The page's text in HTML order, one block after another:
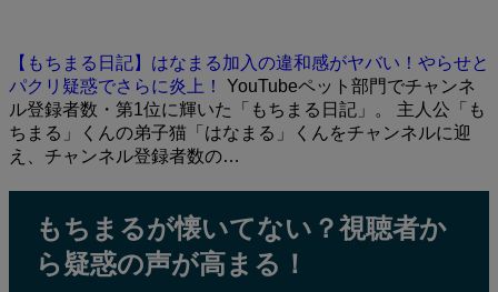
【もちまる日記】はなまる加入の違和感がヤバい！やらせと
パクリ疑惑でさらに炎上！
YouTubeペット部門でチャンネ
ル登録者数・第1位に輝いた「もちまる日記」。 主人公「も
ちまる」くんの弟子猫「はなまる」くんをチャンネルに迎
え、チャンネル登録者数の…
もちまるが懐いてない？視聴者か
ら疑惑の声が高まる！